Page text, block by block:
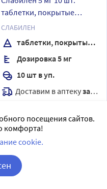
таблетки, покрытые
пленочной оболочкой
СЛАБИЛЕН
таблетки, покрытые пленочной оболочкой
Дозировка 5 мг
10 шт в уп.
Доставим в аптекузавтра
Цена:
посещения сайтов.
комфорта!
cookie.